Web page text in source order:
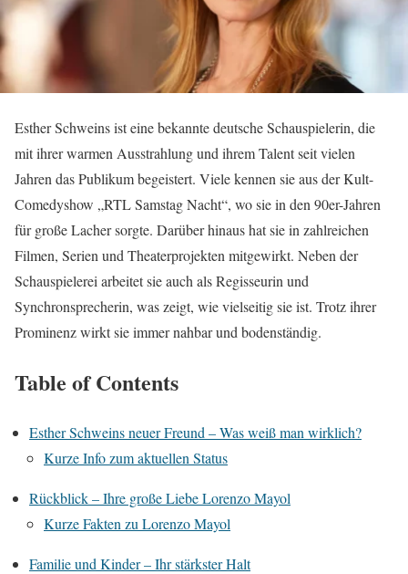
Esther Schweins ist eine bekannte deutsche Schauspielerin, die
mit ihrer warmen Ausstrahlung und ihrem Talent seit vielen
Jahren das Publikum begeistert. Viele kennen sie aus der Kult-
Comedyshow „RTL Samstag Nacht“, wo sie in den 90er-Jahren
für große Lacher sorgte. Darüber hinaus hat sie in zahlreichen
Filmen, Serien und Theaterprojekten mitgewirkt. Neben der
Schauspielerei arbeitet sie auch als Regisseurin und
Synchronsprecherin, was zeigt, wie vielseitig sie ist. Trotz ihrer
Prominenz wirkt sie immer nahbar und bodenständig.
Table of Contents
Esther Schweins neuer Freund – Was weiß man wirklich?
Kurze Info zum aktuellen Status
Rückblick – Ihre große Liebe Lorenzo Mayol
Kurze Fakten zu Lorenzo Mayol
Familie und Kinder – Ihr stärkster Halt